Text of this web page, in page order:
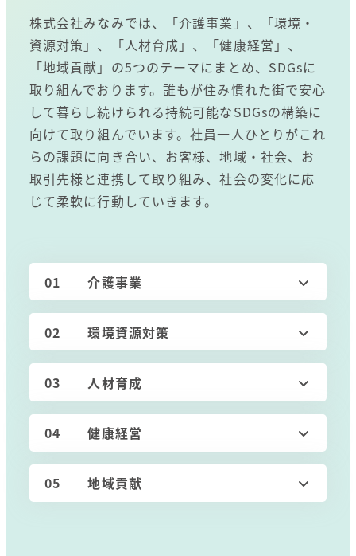
株式会社みなみでは、「介護事業」、「環境・
資源対策」、「人材育成」、「健康経営」、
「地域貢献」の5つのテーマにまとめ、SDGsに
取り組んでおります。誰もが住み慣れた街で安心
して暮らし続けられる持続可能なSDGsの構築に
向けて取り組んでいます。社員一人ひとりがこれ
らの課題に向き合い、お客様、地域・社会、お
取引先様と連携して取り組み、社会の変化に応
じて柔軟に行動していきます。
01 介護事業
02 環境資源対策
03 人材育成
04 健康経営
05 地域貢献